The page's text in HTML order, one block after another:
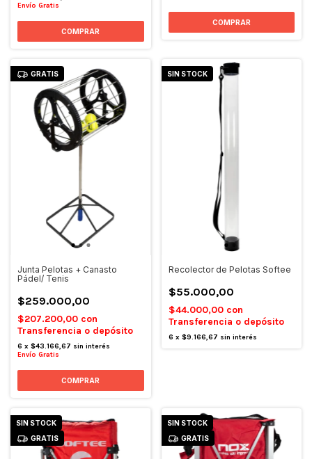
Envío Gratis
GRATIS
Junta Pelotas + Canasto
Pádel/ Tenis
$259.000,00
$207.200,00 con
Transferencia o depósito
6 x $43.166,67 sin interés
Envío Gratis
SIN STOCK
Recolector de Pelotas Softee
$55.000,00
$44.000,00 con
Transferencia o depósito
6 x $9.166,67 sin interés
SIN STOCK
GRATIS
SIN STOCK
GRATIS